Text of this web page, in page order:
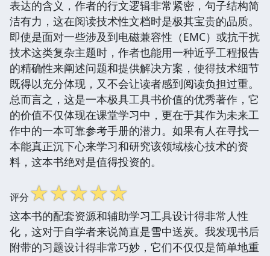
表达的含义，作者的行文逻辑非常紧密，句子结构简
洁有力，这在阅读技术性文档时是极其宝贵的品质。
即使是面对一些涉及到电磁兼容性（EMC）或抗干扰
技术这类复杂主题时，作者也能用一种近乎工程报告
的精确性来阐述问题和提供解决方案，使得技术细节
既得以充分体现，又不会让读者感到阅读负担过重。
总而言之，这是一本极具工具书价值的优秀著作，它
的价值不仅体现在课堂学习中，更在于其作为未来工
作中的一本可靠参考手册的潜力。如果有人在寻找一
本能真正沉下心来学习和研究该领域核心技术的资
料，这本书绝对是值得投资的。
评分☆☆☆☆☆
这本书的配套资源和辅助学习工具设计得非常人性
化，这对于自学者来说简直是雪中送炭。我发现书后
附带的习题设计得非常巧妙，它们不仅仅是简单地重